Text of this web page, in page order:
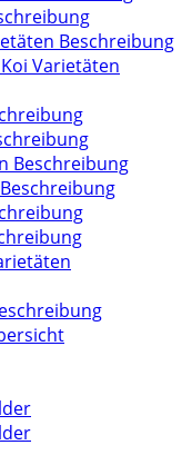
Beschreibung
Varietäten
Beschreibung